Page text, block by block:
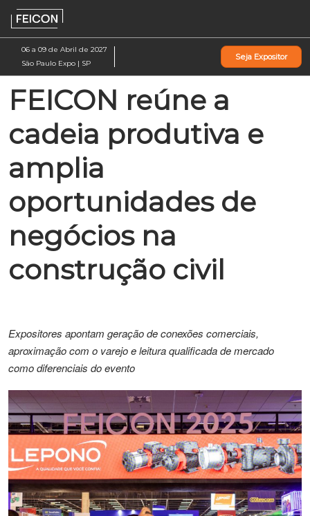
Pular
para
o
conteúdo
06 a 09 de Abril de 2027
São Paulo Expo | SP
Seja Expositor
FEICON reúne a
cadeia produtiva e
amplia
oportunidades de
negócios na
construção civil
Expositores apontam geração de conexões comerciais,
aproximação com o varejo e leitura qualificada de mercado
como diferenciais do evento